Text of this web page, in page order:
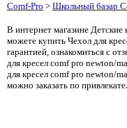
Comf-Pro > Школьный базар
В интернет магазине
можете купить Чехол для
гарантией, ознакомиться с
для кресел comf pro newton/
для кресел comf pro newton/
можно заказать по